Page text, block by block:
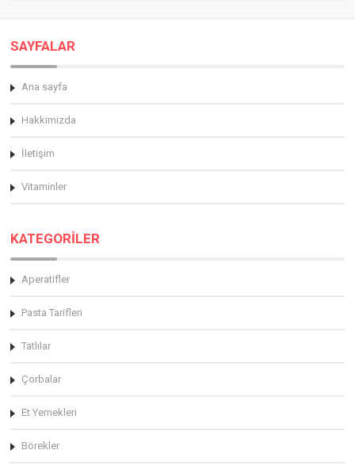
SAYFALAR
Ana sayfa
Hakkimizda
İletişim
Vitaminler
KATEGORİLER
Aperatifler
Pasta Tarifleri
Tatlılar
Çorbalar
Et Yemekleri
Börekler